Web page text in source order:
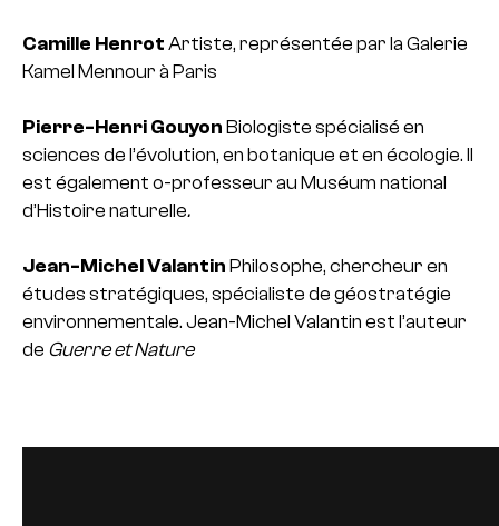
Camille Henrot Artiste, représentée par la Galerie
Kamel Mennour à Paris
Pierre-Henri Gouyon Biologiste spécialisé en
sciences de l’évolution, en botanique et en écologie. Il
est également o-professeur au Muséum national
d’Histoire naturelle.
Jean-Michel Valantin Philosophe, chercheur en
études stratégiques, spécialiste de géostratégie
environnementale. Jean-Michel Valantin est l’auteur
de Guerre et Nature